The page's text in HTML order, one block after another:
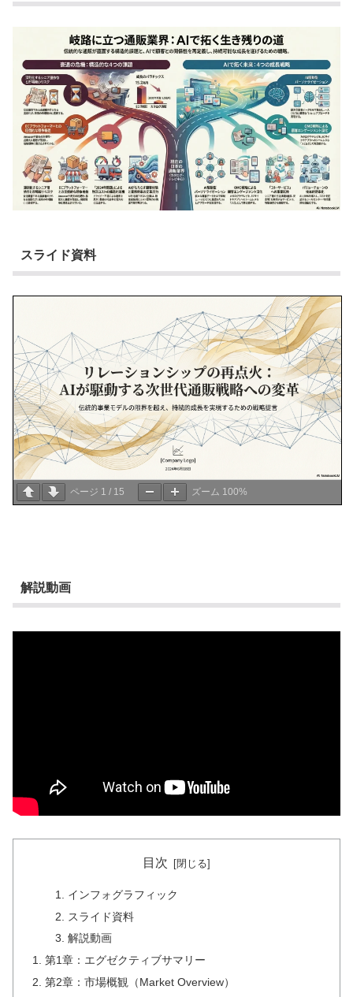
スライド資料
ページ 1 / 15 ズーム 100%
解説動画
目次
インフォグラフィック
スライド資料
解説動画
第1章：エグゼクティブサマリー
第2章：市場概観（Market Overview）